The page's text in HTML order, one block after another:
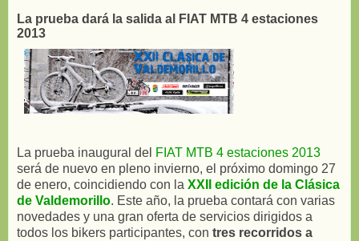
La prueba dará la salida al FIAT MTB 4 estaciones
2013
La prueba inaugural del FIAT MTB 4 estaciones 2013
será de nuevo en pleno invierno, el próximo domingo 27
de enero, coincidiendo con la XXII edición de la Clásica
de Valdemorillo. Este año, la prueba contará con varias
novedades y una gran oferta de servicios dirigidos a
todos los bikers participantes, con tres recorridos a